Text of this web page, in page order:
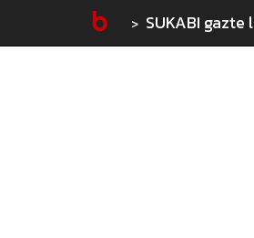
SUKABI gazte